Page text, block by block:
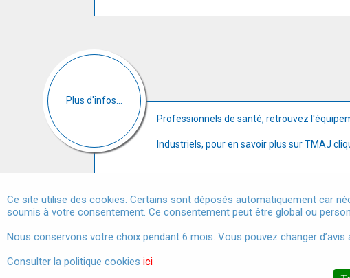
Plus d'infos...
Professionnels de santé, retrouvez
Industriels, pour en savoir plus sur TMAJ
Ce site utilise des cookies. Certains sont déposés automatiquement car
soumis à votre consentement. Ce consentement peut être global ou
Nous conservons votre choix pendant 6 mois. Vous pouvez changer
Consulter la politique cookies ici